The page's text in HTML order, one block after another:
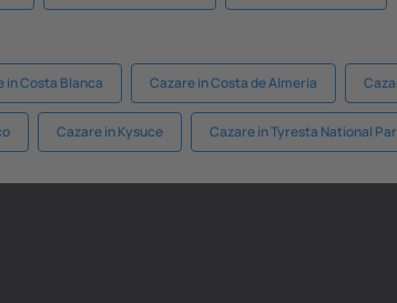
in Costa Blanca Cazare in Costa de Almeria
Cazare in Kysuce Cazare in Tyresta National